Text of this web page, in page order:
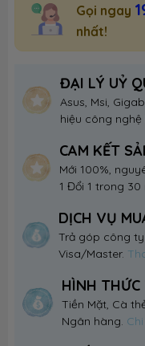
Gọi ngay
nhất!
ĐẠI LÝ UỶ
Asus, Msi,
hiệu công nghệ
CAM KẾT
Mới 100%,
1 Đổi 1 trong 30
DỊCH VỤ
Trả góp công
Visa/Master.
HÌNH
Tiền Mặt, Cà
Ngân hàng.